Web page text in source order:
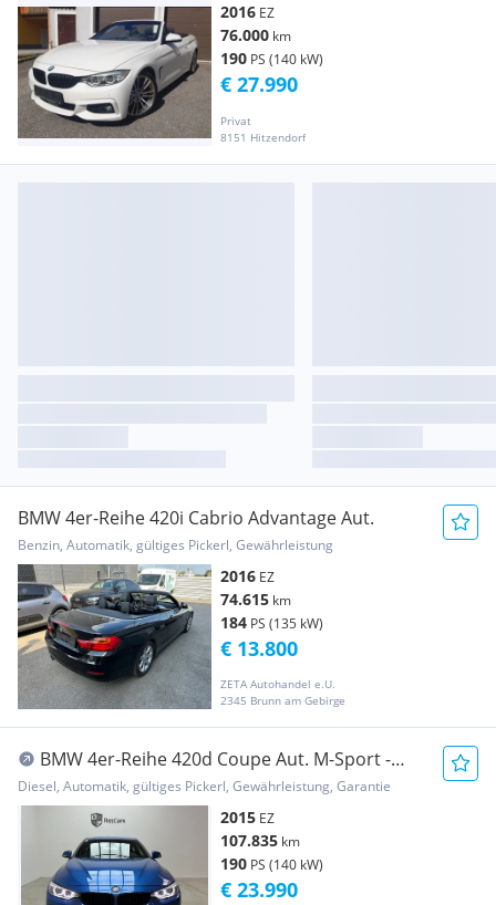
2016 EZ
76.000 km
190 PS (140 kW)
Privat
8151 Hitzendorf
€ 27.990
BMW 4er-Reihe 420i Cabrio Advantage Aut.
Benzin, Automatik, gültiges Pickerl, Gewährleistung
2016 EZ
74.615 km
184 PS (135 kW)
ZETA Autohandel e.U.
2345 Brunn am Gebirge
€ 13.800
BMW 4er-Reihe 420d Coupe Aut. M-Sport -
HeadUp - Harman/Kardo...
Diesel, Automatik, gültiges Pickerl, Gewährleistung, Garantie
2015 EZ
107.835 km
190 PS (140 kW)
€ 23.990